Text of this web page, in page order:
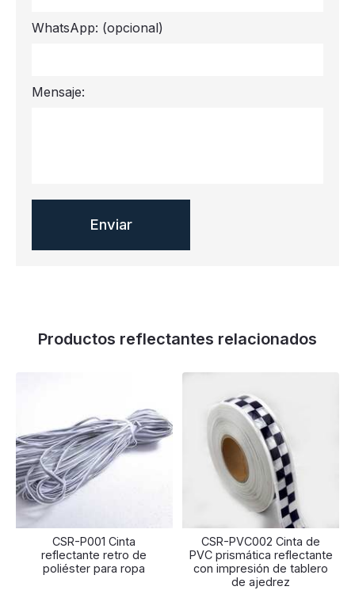
WhatsApp: (opcional)
Mensaje:
Productos reflectantes relacionados
CSR-P001 Cinta
reflectante retro de
poliéster para ropa
CSR-PVC002 Cinta de
PVC prismática reflectante
con impresión de tablero
de ajedrez